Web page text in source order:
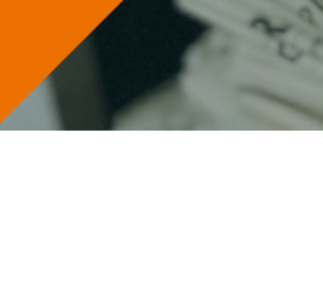
Voorwaarts 2
Voorwaarts 3
Voorwaarts 5
Voorwaarts 6